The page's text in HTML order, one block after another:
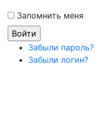
Запомнить меня
Забыли пароль?
Забыли логин?